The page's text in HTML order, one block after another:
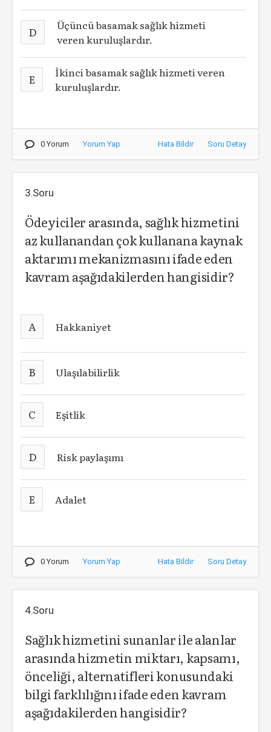
D
Üçüncü basamak sağlık hizmeti
veren kuruluşlardır.
E
İkinci basamak sağlık hizmeti veren
kuruluşlardır.
0 Yorum Yorum Yap Hata Bildir Soru Detay
3.Soru
Ödeyiciler arasında, sağlık hizmetini
az kullanandan çok kullanana kaynak
aktarımı mekanizmasını ifade eden
kavram aşağıdakilerden hangisidir?
A Hakkaniyet
B Ulaşılabilirlik
C Eşitlik
D Risk paylaşımı
E Adalet
0 Yorum Yorum Yap Hata Bildir Soru Detay
4.Soru
Sağlık hizmetini sunanlar ile alanlar
arasında hizmetin miktarı, kapsamı,
önceliği, alternatifleri konusundaki
bilgi farklılığını ifade eden kavram
aşağıdakilerden hangisidir?